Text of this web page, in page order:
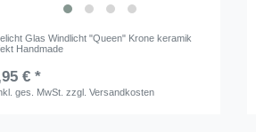
Glas Windlicht "Queen" Krone keramik
Handmade
€ *
ges. MwSt. zzgl.Versandkosten